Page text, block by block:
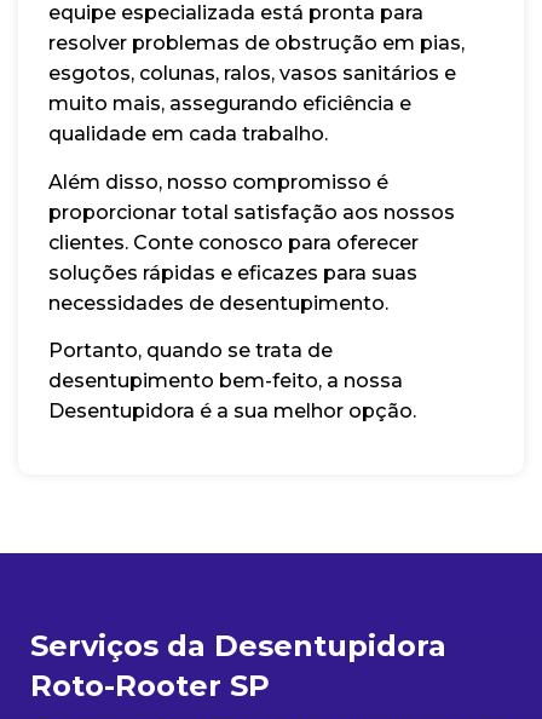
equipe especializada está pronta para
resolver problemas de obstrução em pias,
esgotos, colunas, ralos, vasos sanitários e
muito mais, assegurando eficiência e
qualidade em cada trabalho.
Além disso, nosso compromisso é
proporcionar total satisfação aos nossos
clientes. Conte conosco para oferecer
soluções rápidas e eficazes para suas
necessidades de desentupimento.
Portanto, quando se trata de
desentupimento bem-feito, a nossa
Desentupidora é a sua melhor opção.
Serviços da Desentupidora
Roto-Rooter SP